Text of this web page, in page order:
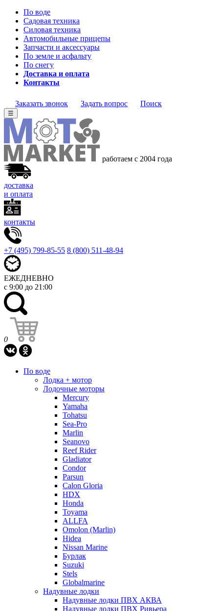
По воде
Садовая техника
Силовая техника
Автомобильные прицепы
Запчасти и аксессуары
По земле и асфальту
По снегу
Доставка и оплата
Контакты
Заказать звонок Задать вопрос Поиск
☰
работаем с 2004 года
доставка
и оплата
контакты
+7 (495) 799-85-55 8 (800) 511-48-94
ЕЖЕДНЕВНО
с 9:00 до 21:00
0
По воде
Лодка + мотор
Лодочные моторы
Mercury
Yamaha
Tohatsu
Sea-Pro
Marlin
Seanovo
Reef Rider
Gladiator
Condor
Parsun
Calon Gloria
HDX
Honda
Toyama
ALLFA
Omolon (Marlin)
Hidea
Nissan Marine
Бурлак
Suzuki
Stels
Globalmarine
Надувные лодки
Надувные лодки ПВХ АКВА
Надувные лодки ПВХ Ривьера